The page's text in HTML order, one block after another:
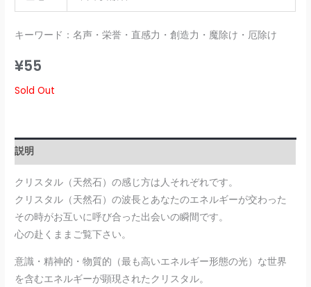
キーワード：名声・栄誉・直感力・創造力・魔除け・厄除け
¥55
Sold Out
説明
クリスタル（天然石）の感じ方は人それぞれです。
クリスタル（天然石）の波長とあなたのエネルギーが交わった
その時がお互いに呼び合った出会いの瞬間です。
心の赴くままご覧下さい。
意識・精神的・物質的（最も高いエネルギー形態の光）な世界
を含むエネルギーが顕現されたクリスタル。